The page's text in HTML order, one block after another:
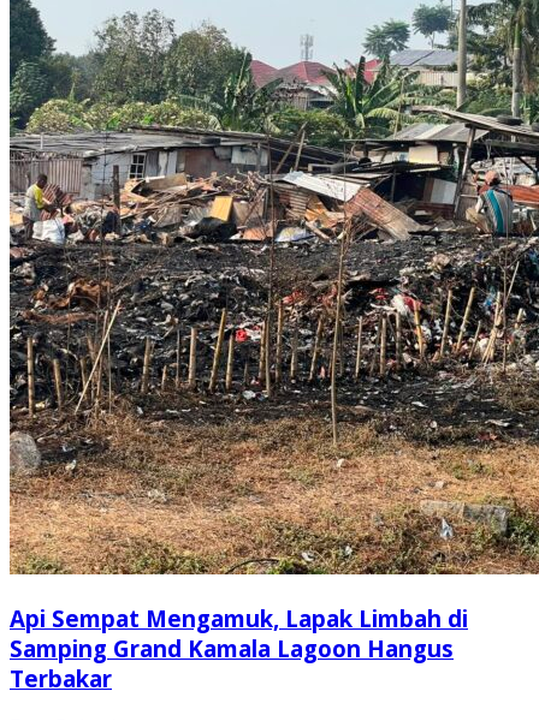
Api Sempat Mengamuk, Lapak Limbah di
Samping Grand Kamala Lagoon Hangus
Terbakar